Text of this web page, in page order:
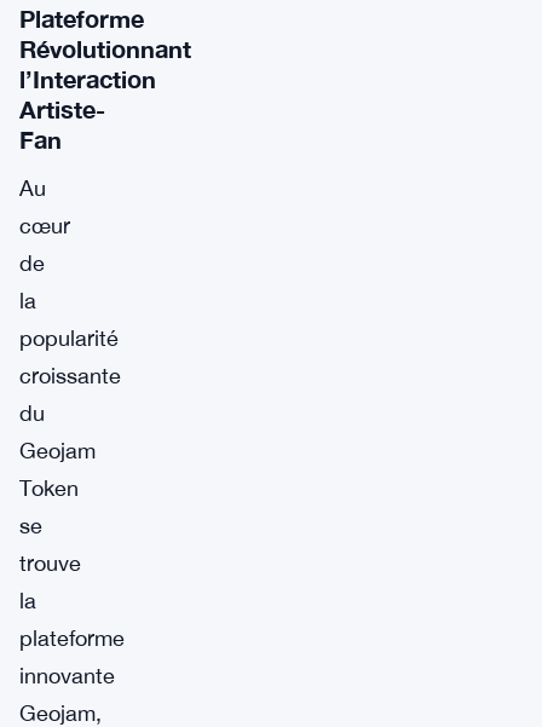
Plateforme
Révolutionnant
l’Interaction
Artiste-
Fan
Au
cœur
de
la
popularité
croissante
du
Geojam
Token
se
trouve
la
plateforme
innovante
Geojam,